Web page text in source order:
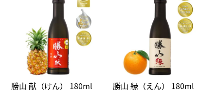
勝山 献（けん） 180ml
勝山 縁（えん） 180ml